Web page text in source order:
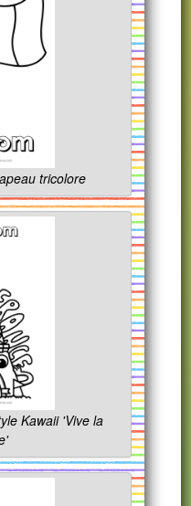
tricolore
Kawaii 'Vive la